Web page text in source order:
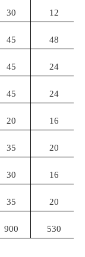
30 12
45 48
45 24
45 24
20 16
35 20
30 16
35 20
900 530